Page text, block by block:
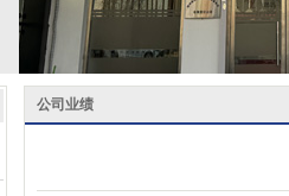
公司业绩